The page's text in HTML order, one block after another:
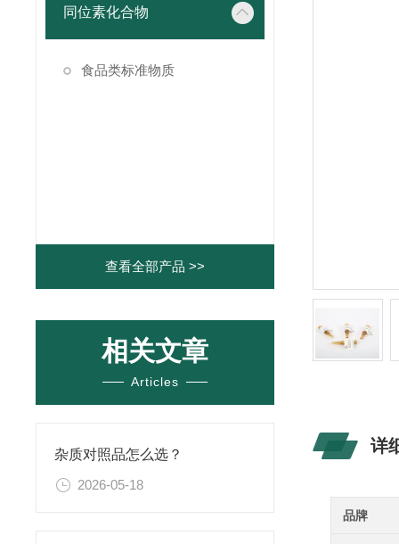
同位素化合物
食品类标准物质
查看全部产品 >>
相关文章
Articles
杂质对照品怎么选？
2026-05-18
详
品牌